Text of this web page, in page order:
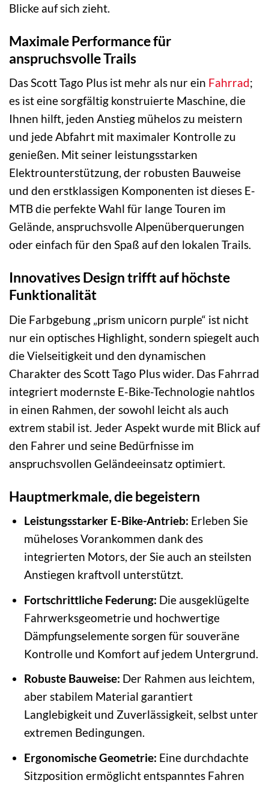
Blicke auf sich zieht.
Maximale Performance für
anspruchsvolle Trails
Das Scott Tago Plus ist mehr als nur ein Fahrrad;
es ist eine sorgfältig konstruierte Maschine, die
Ihnen hilft, jeden Anstieg mühelos zu meistern
und jede Abfahrt mit maximaler Kontrolle zu
genießen. Mit seiner leistungsstarken
Elektrounterstützung, der robusten Bauweise
und den erstklassigen Komponenten ist dieses E-
MTB die perfekte Wahl für lange Touren im
Gelände, anspruchsvolle Alpenüberquerungen
oder einfach für den Spaß auf den lokalen Trails.
Innovatives Design trifft auf höchste
Funktionalität
Die Farbgebung „prism unicorn purple“ ist nicht
nur ein optisches Highlight, sondern spiegelt auch
die Vielseitigkeit und den dynamischen
Charakter des Scott Tago Plus wider. Das Fahrrad
integriert modernste E-Bike-Technologie nahtlos
in einen Rahmen, der sowohl leicht als auch
extrem stabil ist. Jeder Aspekt wurde mit Blick auf
den Fahrer und seine Bedürfnisse im
anspruchsvollen Geländeeinsatz optimiert.
Hauptmerkmale, die begeistern
Leistungsstarker E-Bike-Antrieb: Erleben Sie
müheloses Vorankommen dank des
integrierten Motors, der Sie auch an steilsten
Anstiegen kraftvoll unterstützt.
Fortschrittliche Federung: Die ausgeklügelte
Fahrwerksgeometrie und hochwertige
Dämpfungselemente sorgen für souveräne
Kontrolle und Komfort auf jedem Untergrund.
Robuste Bauweise: Der Rahmen aus leichtem,
aber stabilem Material garantiert
Langlebigkeit und Zuverlässigkeit, selbst unter
extremen Bedingungen.
Ergonomische Geometrie: Eine durchdachte
Sitzposition ermöglicht entspanntes Fahren